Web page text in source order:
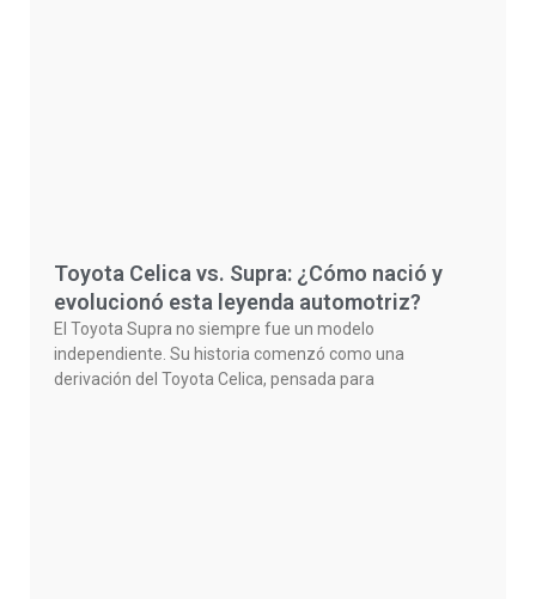
Toyota Celica vs. Supra: ¿Cómo nació y
evolucionó esta leyenda automotriz?
El Toyota Supra no siempre fue un modelo
independiente. Su historia comenzó como una
derivación del Toyota Celica, pensada para